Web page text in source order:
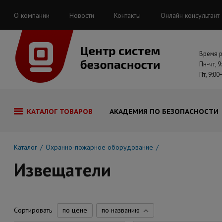
О компании Новости Контакты Онлайн консультант
Время
Пн-чт,
Пт,
КАТАЛОГ ТОВАРОВ АКАДЕМИЯ ПО БЕЗОПАСНОСТИ
Каталог Охранно-пожарное оборудование
Извещатели
Сортировать по цене по названию